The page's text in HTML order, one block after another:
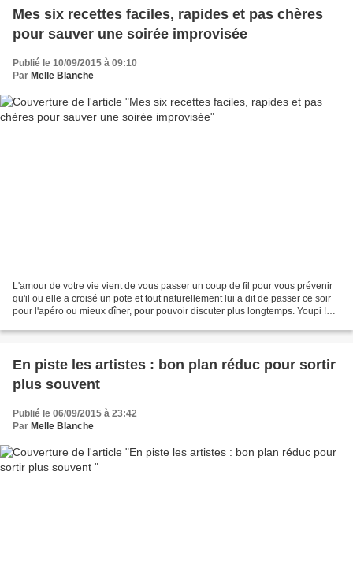
Mes six recettes faciles, rapides et pas chères
pour sauver une soirée improvisée
Publié le 10/09/2015 à 09:10
Par Melle Blanche
L'amour de votre vie vient de vous passer un coup de fil pour vous prévenir
qu'il ou elle a croisé un pote et tout naturellement lui a dit de passer ce soir
pour l'apéro ou mieux dîner, pour pouvoir discuter plus longtemps. Youpi !
En piste les artistes : bon plan réduc pour sortir
plus souvent
Publié le 06/09/2015 à 23:42
Par Melle Blanche